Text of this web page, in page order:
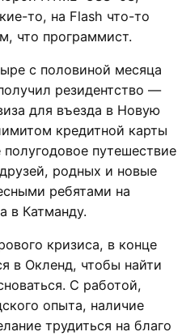
то, на Flash что-то
что программист.
с половиной месяца
резидентство —
для въезда в Новую
кредитной карты
путешествие
родных и новые
ребятами на
в Катманду.
кризиса, в конце
в Окленд, чтобы найти
С работой,
опыта, наличие
трудиться на благо